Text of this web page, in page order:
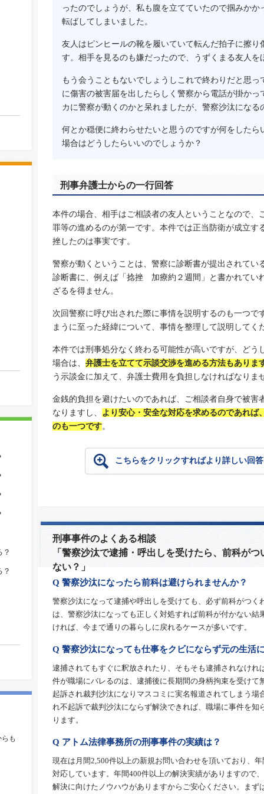
も
ったのでしょうが、私も腹を立てていたので掴みか
転ばしてしまいました。
友人はピンヒールの靴を履いていて転んだ拍子に擦
す。相手を見るのも嫌だったので、うずくまる友人
もう会うこともないでしょうしこれで終わりだと思
に傷害の被害届を出したらしく警察から電話が掛か
カに警察が動くのかと呆れましたが、警察沙汰になる
何とか穏便に終わらせたいと思うのですが何をした
場合はどうしたらいいのでしょうか？
刑事弁護士からの一行回答
本件の場合、相手はご相談者の友人ということなので、
罪等の進めるのが第一です。本件では正当防衛が成立す
挫したのは事実です。
警察が動くということは、警察に診断書が提出されてい
診断書に、例えば「捻挫 加療約２週間」と書かれてい
ざるを得ません。
次回警察に呼び出された際に事情を説明するのも一つで
まうに至った経緯について、事情を整理して説明してく
本件では刑事処分なく終わる可能性が高いですが、どう
場合は、 弁護士を立てて示談交渉を進める方法もありま
う示談金に加えて、弁護士費用を負担しなければなりま
金銭的負担を避けたいのであれば、ご相談者自身で被害
なりますし、
より安心・安全な対応を求めるのであれば
のも一つです。
こちらをクリックすればより詳しい回
刑事事件のよくある相談
「警察沙汰で逮捕・呼出しを受けたら、前科が
ない？」
Q 警察沙汰になったら前科は避けられませんか？
警察沙汰になって逮捕や呼出しを受けても、必ず前科がつく
は、警察沙汰になっても正しく対処すれば前科が付かない
ければ、今まで通りの暮らしに戻れるケースが多いです。
Q 警察沙汰になっても仕事をクビにならず元の生活
逮捕されてもすぐに釈放されたり、そもそも逮捕されなけれ
件が職場にバレるのは、逮捕後に長期間の身柄拘束を受けて
起訴され裁判沙汰になりマスコミに実名報道されてしまう
れ不起訴で裁判沙汰にならず解決できれば、職場に事件を知
ります。
Q アトム法律事務所の刑事事件の実績は？
現在は月間2,500件以上の新規お問い合わせを頂いており、
対応しています。年間400件以上の解決実績がありますので
解決に向けたノウハウがありますからご安心ください。まず